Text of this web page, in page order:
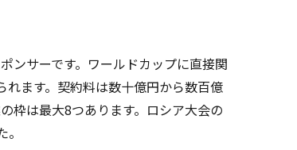
ンサーです。ワールドカップに直接関
ます。契約料は数十億円から数百億
枠は最大8つあります。ロシア大会の